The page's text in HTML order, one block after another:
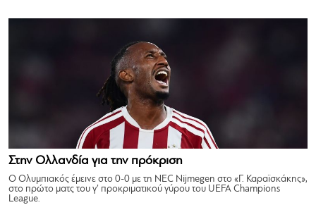
Στην Ολλανδία για την πρόκριση
Ο Ολυμπιακός έμεινε στο 0-0 με τη NEC Nijmegen στο «Γ. Καραϊσκάκης»,
στο πρώτο ματς του γ’ προκριματικού γύρου του UEFA Champions
League.